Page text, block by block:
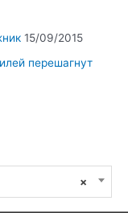
15/09/2015
перешагнут
×